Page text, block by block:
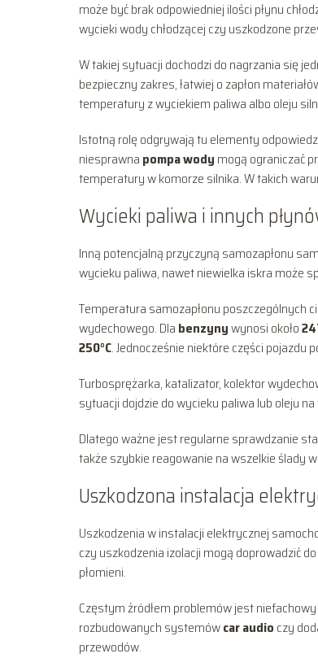
może być brak odpowiedniej ilości płynu
wycieki wody chłodzącej czy uszkodzone
W takiej sytuacji dochodzi do nagrzania się
bezpieczny zakres, łatwiej o zapłon
temperatury z wyciekiem paliwa albo oleju
Istotną rolę odgrywają tu elementy
niesprawna pompa wody mogą ograniczać
temperatury w komorze silnika. W takich
Wycieki paliwa i innych
Inną potencjalną przyczyną samozapłonu
wycieku paliwa, nawet niewielka iskra może
Temperatura samozapłonu poszczególnych
wydechowego. Dla benzynywynosi około
250°C. Jednocześnie niektóre części
Turbosprężarka, katalizator, kolektor
sytuacji dojdzie do wycieku paliwa lub oleju
Dlatego ważne jest regularne sprawdzanie
także szybkie reagowanie na wszelkie ślady
Uszkodzona instalacja
Uszkodzenia w instalacji elektrycznej
czy uszkodzenia izolacji mogą doprowadzić
płomieni.
Częstym źródłem problemów jest
rozbudowanych systemówcar audio czy
przewodów.